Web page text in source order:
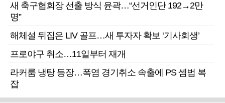
새 축구협회장 선출 방식 윤곽…“선거인단 192→2만
명”
해체설 뒤집은 LIV 골프…새 투자자 확보 ‘기사회생’
프로야구 취소…11일부터 재개
라커룸 냉탕 등장…폭염 경기취소 속출에 PS 셈법 복
잡